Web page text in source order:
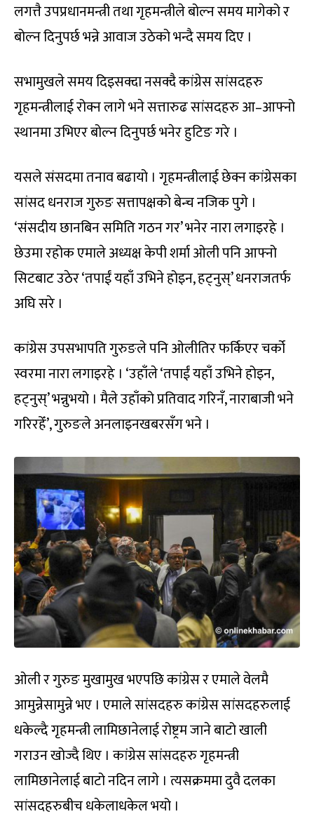
लगत्तै उपप्रधानमन्त्री तथा गृहमन्त्रीले बोल्न समय मागेको र
बोल्न दिनुपर्छ भन्ने आवाज उठेको भन्दै समय दिए ।
सभामुखले समय दिइसक्दा नसक्दै कांग्रेस सांसदहरु
गृहमन्त्रीलाई रोक्न लागे भने सत्तारुढ सांसदहरु आ–आफ्नो
स्थानमा उभिएर बोल्न दिनुपर्छ भनेर हुटिङ गरे ।
यसले संसदमा तनाव बढायो । गृहमन्त्रीलाई छेक्न कांग्रेसका
सांसद धनराज गुरुङ सत्तापक्षको बेन्च नजिक पुगे ।
‘संसदीय छानबिन समिति गठन गर’ भनेर नारा लगाइरहे ।
छेउमा रहोक एमाले अध्यक्ष केपी शर्मा ओली पनि आफ्नो
सिटबाट उठेर ‘तपाईं यहाँ उभिने होइन, हट्नुस्’ धनराजतर्फ
अघि सरे ।
कांग्रेस उपसभापति गुरुङले पनि ओलीतिर फर्किएर चर्को
स्वरमा नारा लगाइरहे । ‘उहाँले ‘तपाईं यहाँ उभिने होइन,
हट्नुस्’ भन्नुभयो । मैले उहाँको प्रतिवाद गरिनँ, नाराबाजी भने
गरिरहेँ’, गुरुङले अनलाइनखबरसँग भने ।
ओली र गुरुङ मुखामुख भएपछि कांग्रेस र एमाले वेलमै
आमुन्नेसामुन्ने भए । एमाले सांसदहरु कांग्रेस सांसदहरुलाई
धकेल्दै गृहमन्त्री लामिछानेलाई रोष्ट्रम जाने बाटो खाली
गराउन खोज्दै थिए । कांग्रेस सांसदहरु गृहमन्त्री
लामिछानेलाई बाटो नदिन लागे । त्यसक्रममा दुवै दलका
सांसदहरुबीच धकेलाधकेल भयो ।